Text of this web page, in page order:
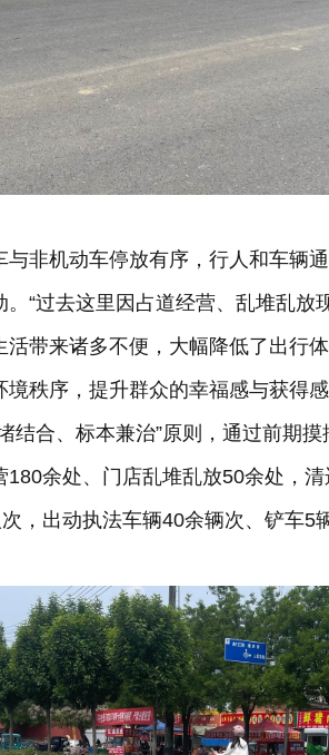
非机动车停放有序，行人和车辆
。“过去这里因占道经营、乱堆乱放
带来诸多不便，大幅降低了出行
境秩序，提升群众的幸福感与获得
结合、标本兼治”原则，通过前期
余处、门店乱堆乱放50余处，
，出动执法车辆40余辆次、铲车5